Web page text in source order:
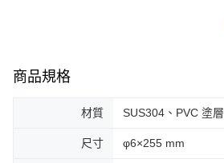
商品規格
材質 SUS304、PVC 塗層
尺寸 φ6×255 mm